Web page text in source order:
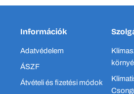
Információk
Adatvédelem
ÁSZF
Átvételi és fizetési módok